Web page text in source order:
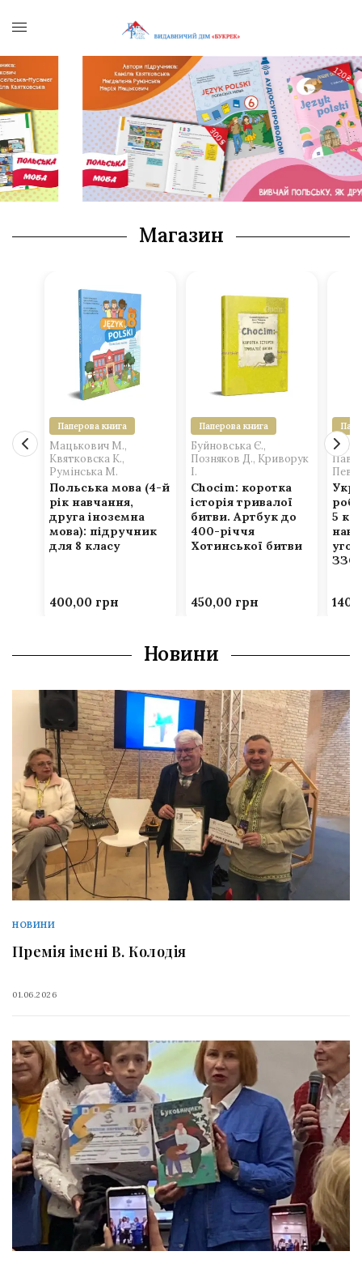
Магазин
Паперова книга
Мацькович М.,
Квятковска К.,
Румінська М.
Польська мова (4-й
рік навчання,
друга іноземна
мова): підручник
для 8 класу
400,00 грн
Паперова книга
Буйновська Є.,
Позняков Д., Криворук
І.
Chocim: коротка
історія тривалої
битви. Артбук до
400-річчя
Хотинської битви
450,00 грн
5
Новини
НОВИНИ
Премія імені В. Колодія
01.06.2026